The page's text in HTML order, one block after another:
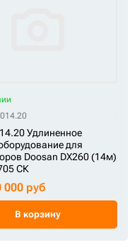
Удлиненное
для
Doosan DX260 (14м)
СК
000 руб
В корзину